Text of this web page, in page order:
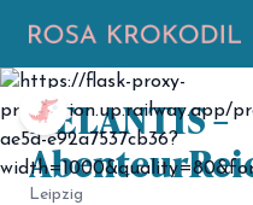
☀️ Heute
Plane mit Kroki
BELANTIS –
Leipzig